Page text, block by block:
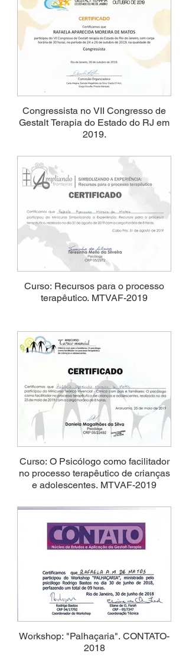
Congressista no VII Congresso de
Gestalt Terapia do Estado do RJ em
2019.
Curso: Recursos para o processo
terapêutico. MTVAF-2019
Curso: O Psicólogo como facilitador
no processo terapêutico de crianças
e adolescentes. MTVAF-2019
Workshop: "Palhaçaria". CONTATO-
2018